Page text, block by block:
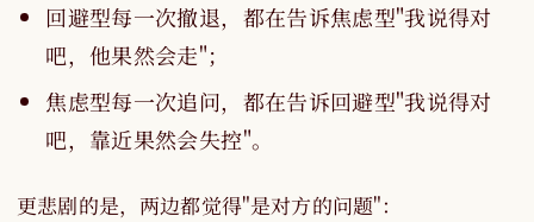
回避型每一次撤退，都在告诉焦虑型"我说得对
吧，他果然会走"；
焦虑型每一次追问，都在告诉回避型"我说得对
吧，靠近果然会失控"。
更悲剧的是，两边都觉得"是对方的问题"：